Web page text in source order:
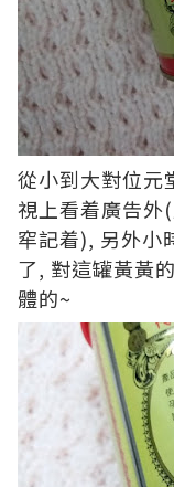
從小到大對位元
視上看着廣告外
窂記着), 另外小
了, 對這罐黃黃
體的~